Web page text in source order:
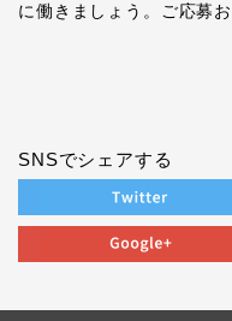
に働きましょう。ご応募
SNSでシェアする